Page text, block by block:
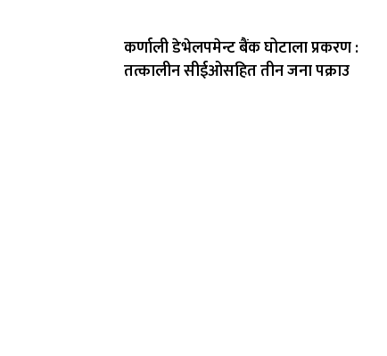
कर्णाली डेभेलपमेन्ट बैंक घोटाला प्रकरण :
तत्कालीन सीईओसहित तीन जना पक्राउ